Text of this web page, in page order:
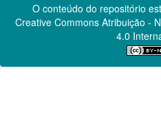
O conteúdo do repositório
Creative CommonsAtribuição -
4.0